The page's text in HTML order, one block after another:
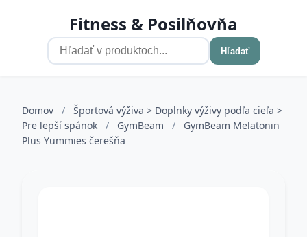
Fitness & Posilňovňa
Hľadať
Domov /
Športová výživa > Doplnky výživy podľa cieľa >
Pre lepší spánok
/ GymBeam /
GymBeam Melatonin
Plus Yummies čerešňa